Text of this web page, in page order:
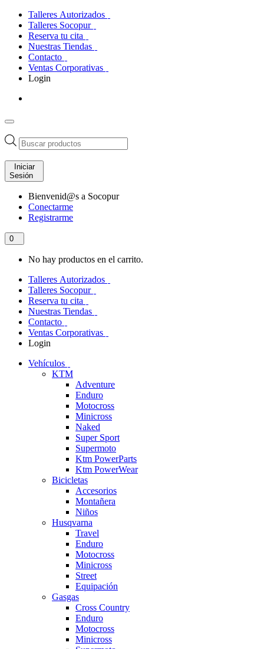
Talleres Autorizados
Talleres Socopur
Reserva tu cita
Nuestras Tiendas
Contacto
Ventas Corporativas
Login
Búsqueda
de
productos
Iniciar
Sesión
Bienvenid@s a Socopur
Conectarme
Registrarme
0
No hay productos en el carrito.
Talleres Autorizados
Talleres Socopur
Reserva tu cita
Nuestras Tiendas
Contacto
Ventas Corporativas
Login
Vehículos
KTM
Adventure
Enduro
Motocross
Minicross
Naked
Super Sport
Supermoto
Ktm PowerParts
Ktm PowerWear
Bicicletas
Accesorios
Montañera
Niños
Husqvarna
Travel
Enduro
Motocross
Minicross
Street
Equipación
Gasgas
Cross Country
Enduro
Motocross
Minicross